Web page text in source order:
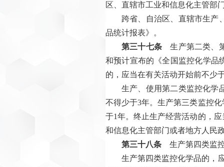
区、直辖市工业和信息化主管部
跨省、自治区、直辖市生产
品统计报表》。
第三十七条 生产第二类、
和预计宣布的《全国监控化学品
的，应当在有关活动开始前不少
生产、使用第二类监控化学
不得少于3年。生产第三类监控
于1年。终止生产经营活动的，
和信息化主管部门或者地方人民
第三十八条 生产第四类监
生产第四类监控化学品的，